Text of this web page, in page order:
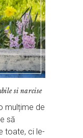
si narcise
mulțime de
să
toate, ci le-